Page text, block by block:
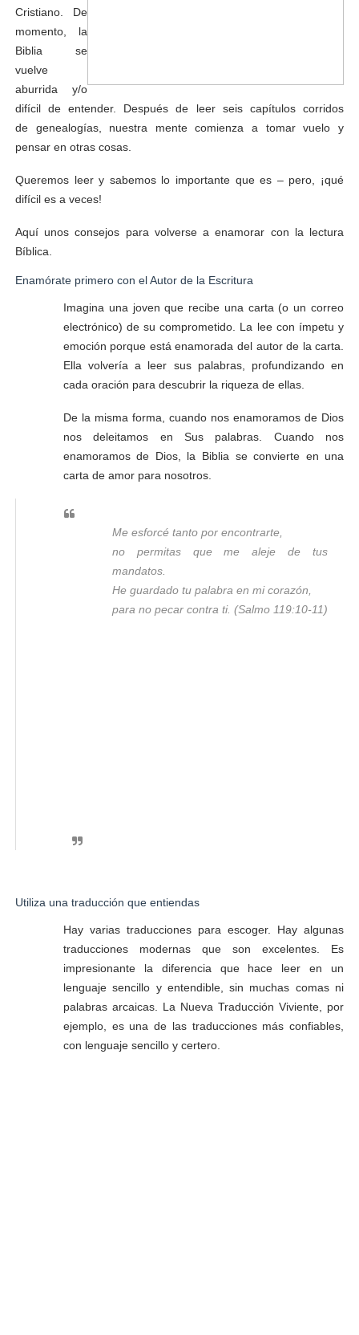
Cristiano. De
momento, la
Biblia se
vuelve
aburrida y/o
difícil de entender. Después de leer seis capítulos corridos
de genealogías, nuestra mente comienza a tomar vuelo y
pensar en otras cosas.
Queremos leer y sabemos lo importante que es – pero, ¡qué
difícil es a veces!
Aquí unos consejos para volverse a enamorar con la lectura
Bíblica.
Enamórate primero con el Autor de la Escritura
Imagina una joven que recibe una carta (o un correo
electrónico) de su comprometido. La lee con ímpetu y
emoción porque está enamorada del autor de la carta.
Ella volvería a leer sus palabras, profundizando en
cada oración para descubrir la riqueza de ellas.
De la misma forma, cuando nos enamoramos de Dios
nos deleitamos en Sus palabras. Cuando nos
enamoramos de Dios, la Biblia se convierte en una
carta de amor para nosotros.
Me esforcé tanto por encontrarte,
no permitas que me aleje de tus
mandatos.
He guardado tu palabra en mi corazón,
para no pecar contra ti. (Salmo 119:10-11)
Utiliza una traducción que entiendas
Hay varias traducciones para escoger. Hay algunas
traducciones modernas que son excelentes. Es
impresionante la diferencia que hace leer en un
lenguaje sencillo y entendible, sin muchas comas ni
palabras arcaicas. La Nueva Traducción Viviente, por
ejemplo, es una de las traducciones más confiables,
con lenguaje sencillo y certero.